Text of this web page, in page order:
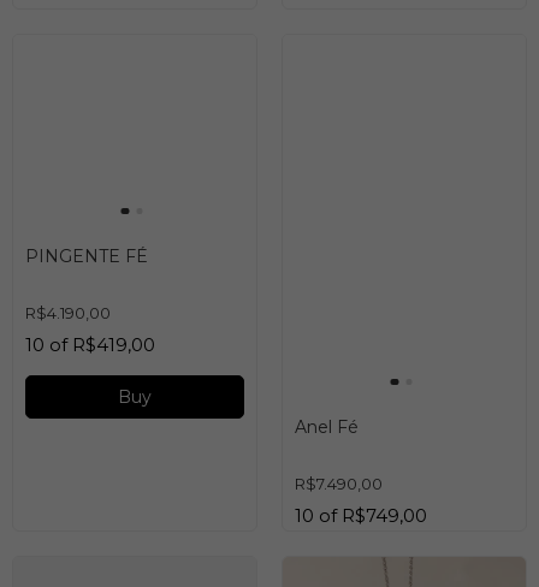
PINGENTE FÉ
R$4.190,00
10 of R$419,00
Buy
Anel Fé
R$7.490,00
10 of R$749,00